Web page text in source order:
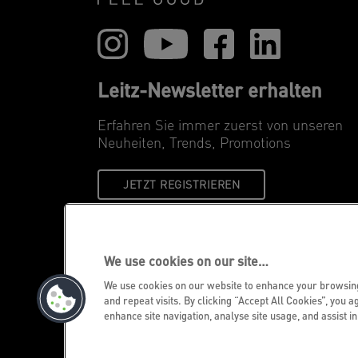
Leitz-Newsletter erhalten
Erfahren Sie immer zuerst von unseren
Neuheiten, Trends, Promotions
JETZT REGISTRIEREN
We use cookies on our site…
We use cookies on our website to enhance your
and repeat visits. By clicking “Accept All Cookies”, you
enhance site navigation, analyse site usage, and assist